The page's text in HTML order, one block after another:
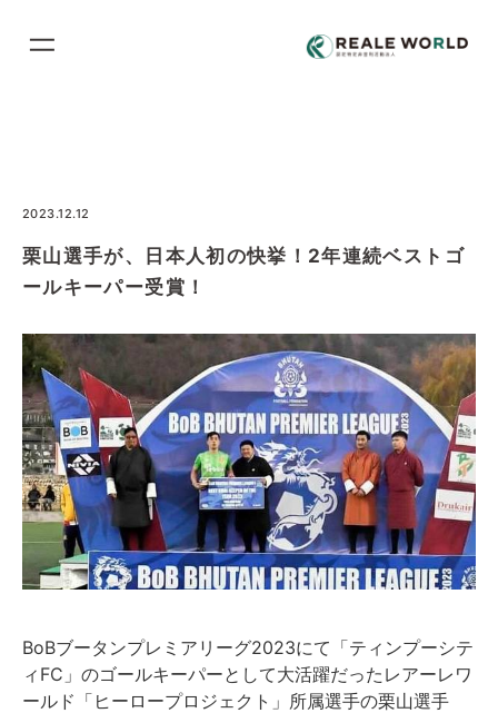
2023.12.12
栗山選手が、日本人初の快挙！2年連続ベストゴ
ールキーパー受賞！
BoBブータンプレミアリーグ2023にて「ティンプーシテ
ィFC」のゴールキーパーとして大活躍だったレアーレワ
ールド「ヒーロープロジェクト」所属選手の栗山選手